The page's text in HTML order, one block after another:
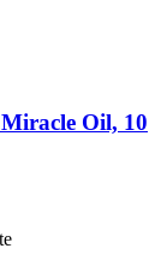
Oil, 10